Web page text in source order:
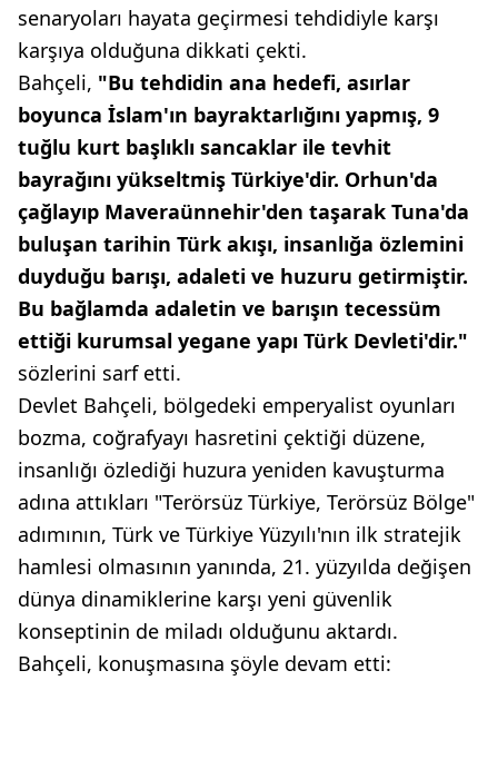
senaryoları hayata geçirmesi tehdidiyle karşı
karşıya olduğuna dikkati çekti.
Bahçeli, "Bu tehdidin ana hedefi, asırlar
boyunca İslam'ın bayraktarlığını yapmış, 9
tuğlu kurt başlıklı sancaklar ile tevhit
bayrağını yükseltmiş Türkiye'dir. Orhun'da
çağlayıp Maveraünnehir'den taşarak Tuna'da
buluşan tarihin Türk akışı, insanlığa özlemini
duyduğu barışı, adaleti ve huzuru getirmiştir.
Bu bağlamda adaletin ve barışın tecessüm
ettiği kurumsal yegane yapı Türk Devleti'dir."
sözlerini sarf etti.
Devlet Bahçeli, bölgedeki emperyalist oyunları
bozma, coğrafyayı hasretini çektiği düzene,
insanlığı özlediği huzura yeniden kavuşturma
adına attıkları "Terörsüz Türkiye, Terörsüz Bölge"
adımının, Türk ve Türkiye Yüzyılı'nın ilk stratejik
hamlesi olmasının yanında, 21. yüzyılda değişen
dünya dinamiklerine karşı yeni güvenlik
konseptinin de miladı olduğunu aktardı.
Bahçeli, konuşmasına şöyle devam etti: